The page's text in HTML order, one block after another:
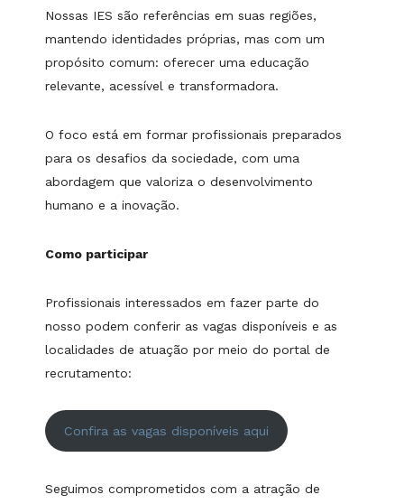
Nossas IES são referências em suas regiões,
mantendo identidades próprias, mas com um
propósito comum: oferecer uma educação
relevante, acessível e transformadora.
O foco está em formar profissionais preparados
para os desafios da sociedade, com uma
abordagem que valoriza o desenvolvimento
humano e a inovação.
Como participar
Profissionais interessados em fazer parte do
nosso podem conferir as vagas disponíveis e as
localidades de atuação por meio do portal de
recrutamento:
Confira as vagas disponíveis aqui
Seguimos comprometidos com a atração de